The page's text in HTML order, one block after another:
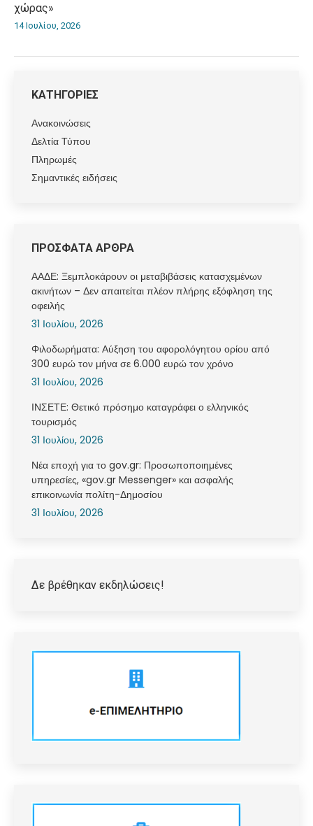
χώρας»
14 Ιουλίου, 2026
ΚΑΤΗΓΟΡΙΕΣ
Ανακοινώσεις
Δελτία Τύπου
Πληρωμές
Σημαντικές ειδήσεις
ΠΡΟΣΦΑΤΑ ΑΡΘΡΑ
ΑΑΔΕ: Ξεμπλοκάρουν οι μεταβιβάσεις κατασχεμένων
ακινήτων – Δεν απαιτείται πλέον πλήρης εξόφληση της
οφειλής
31 Ιουλίου, 2026
Φιλοδωρήματα: Αύξηση του αφορολόγητου ορίου από
300 ευρώ τον μήνα σε 6.000 ευρώ τον χρόνο
31 Ιουλίου, 2026
ΙΝΣΕΤΕ: Θετικό πρόσημο καταγράφει ο ελληνικός
τουρισμός
31 Ιουλίου, 2026
Νέα εποχή για το gov.gr: Προσωποποιημένες
υπηρεσίες, «gov.gr Messenger» και ασφαλής
επικοινωνία πολίτη-Δημοσίου
31 Ιουλίου, 2026
Δε βρέθηκαν εκδηλώσεις!